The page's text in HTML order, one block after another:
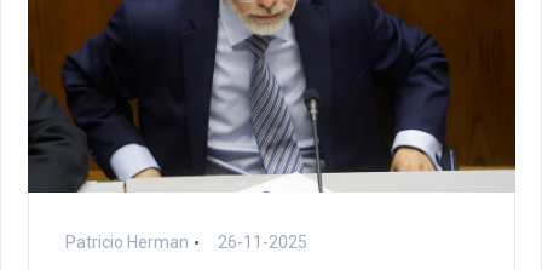
Patricio Herman 26-11-2025